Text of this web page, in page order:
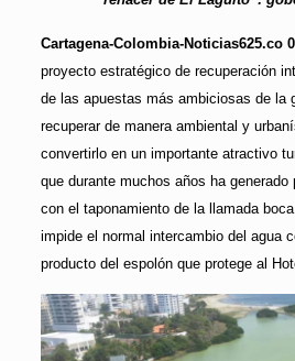
Cartagena-Colombia-Noticias625.co
proyecto estratégico de recuperación
de las apuestas más ambiciosas de la
recuperar de manera ambiental y
convertirlo en un importante atractivo
que durante muchos años ha generado
con el taponamiento de la llamada
impide el normal intercambio del agua
producto del espolón que protege al